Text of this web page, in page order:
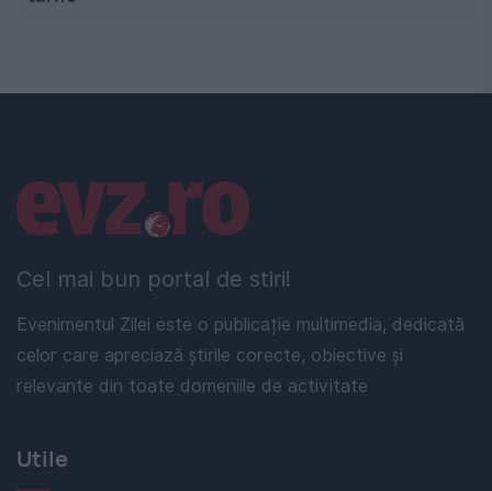
Cel mai bun portal de stiri!
Evenimentul Zilei este o publicație multimedia, dedicată
celor care apreciază știrile corecte, obiective și
relevante din toate domeniile de activitate
Linkuri utile
Utile